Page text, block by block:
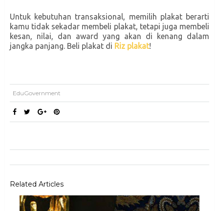
Untuk kebutuhan transaksional, memilih plakat berarti
kamu tidak sekadar membeli plakat, tetapi juga membeli
kesan, nilai, dan award yang akan di kenang dalam
jangka panjang. Beli plakat di Riz plakat!
EduGovernment
Related Articles